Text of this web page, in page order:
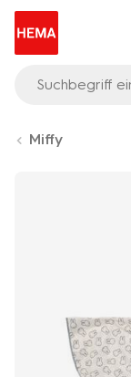
Suchbegriff
Miffy